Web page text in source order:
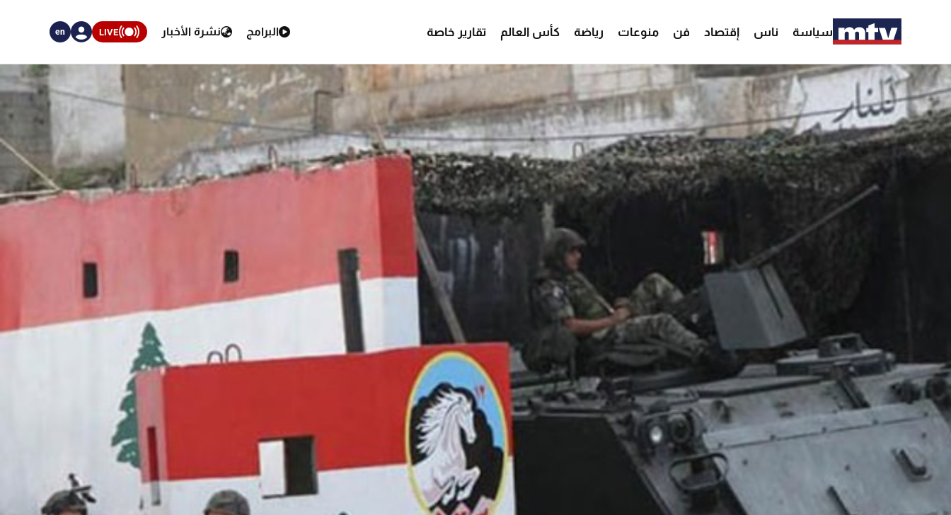
سياسة ناس إقتصاد فن منوعات رياضة كأس العالم تقارير خاصة البرامج نشرة الأخبار LIVE
en